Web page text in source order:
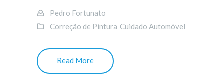
Pedro Fortunato
Correção de Pintura Cuidado Automóvel
Read More